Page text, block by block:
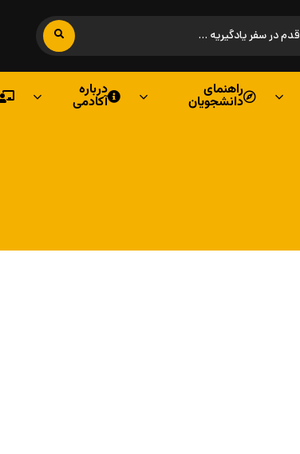
راهنمای
دانشجویان
درباره
آکادمی